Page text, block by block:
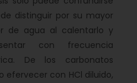
distinguir por su mayor
de agua al calentarlo y
con frecuencia
De los carbonatos
efervecer con HCl diluido,